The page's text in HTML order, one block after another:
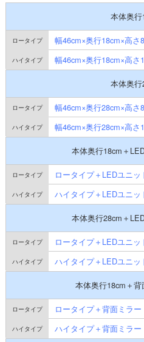
本体奥行
幅46cm×奥行18cm×高さ
幅46cm×奥行18cm×高さ
本体奥行
幅46cm×奥行28cm×高さ
幅46cm×奥行28cm×高さ
本体奥行18cm＋
ロータイプ＋LEDユニッ
ハイタイプ＋LEDユニッ
本体奥行28cm＋
ロータイプ＋LEDユニッ
ハイタイプ＋LEDユニッ
本体奥行18cm＋背
ロータイプ＋背面ミラー
ハイタイプ＋背面ミラー